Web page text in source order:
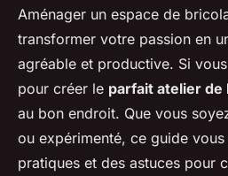
Idées pratiques
un espace de
Clément•4 février 2025•6 min de
Aménager un espace de
transformer votre passion en
agréable et productive. Si
pour créer le parfait atelier de
au bon endroit. Que vous
ou expérimenté, ce guide
pratiques et des astuces pour